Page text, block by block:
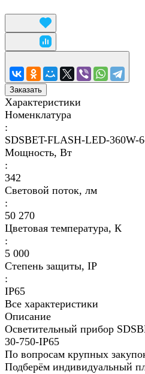
Заказать
Характеристики
Номенклатура
:
SDSBET-FLASH-LED-360W-
Мощность, Вт
:
342
Световой поток, лм
:
50 270
Цветовая температура, К
:
5 000
Степень защиты, IP
:
IP65
Все характеристики
Описание
Осветительный прибор
30-750-IP65
По вопросам крупных
Подберём индивидуальный